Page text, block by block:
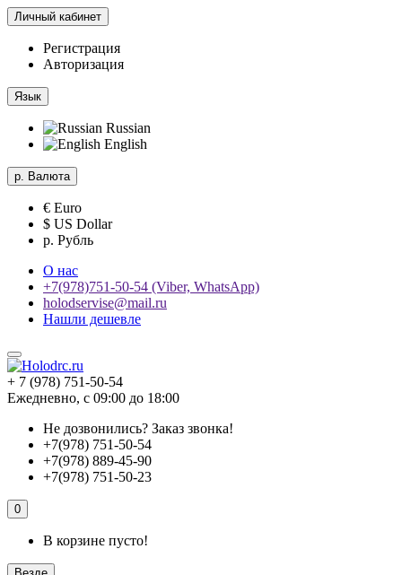
Личный кабинет
Регистрация
Авторизация
Язык
Russian
English
р. Валюта
€ Euro
$ US Dollar
р. Рубль
О нас
+7(978)751-50-54 (Viber, WhatsApp)
holodservise@mail.ru
Нашли дешевле
+ 7 (978) 751-50-54
Ежедневно, с 09:00 до 18:00
Не дозвонились? Заказ звонка!
+7(978) 751-50-54
+7(978) 889-45-90
+7(978) 751-50-23
0
В корзине пусто!